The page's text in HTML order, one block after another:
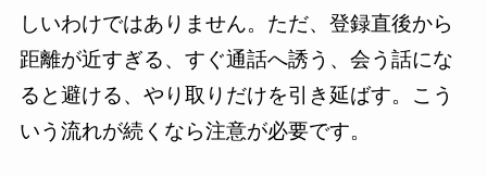
しいわけではありません。ただ、登録直後から
距離が近すぎる、すぐ通話へ誘う、会う話にな
ると避ける、やり取りだけを引き延ばす。こう
いう流れが続くなら注意が必要です。